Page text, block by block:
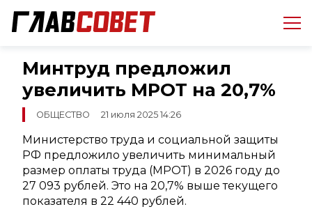
Минтруд предложил
увеличить МРОТ на 20,7%
ОБЩЕСТВО 21 июля 2025 14:26
Министерство труда и социальной защиты
РФ предложило увеличить минимальный
размер оплаты труда (МРОТ) в 2026 году до
27 093 рублей. Это на 20,7% выше текущего
показателя в 22 440 рублей.